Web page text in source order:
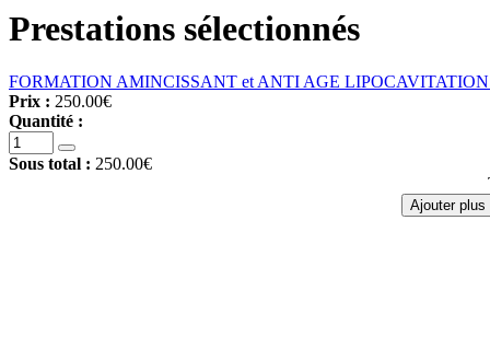
Prestations sélectionnés
FORMATION AMINCISSANT et ANTI AGE
Prix : 250.00€
Quantité :
Sous total : 250.00€
Ajouter plus